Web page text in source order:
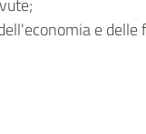
e delle